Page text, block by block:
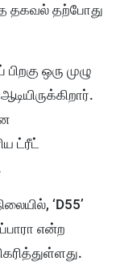
தகவல் தற்போது
ஒரு முழு
ட்ரீட்
‘D55’
என்ற